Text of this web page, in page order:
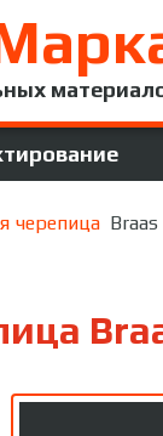
черепица Braas